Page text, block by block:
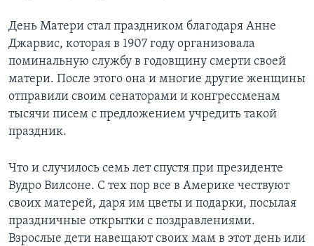
СОЦИАЛЬНЫЕ СЕТИ
Языки
День Матери стал праздником благодаря Анне
Джарвис, которая в 1907 году организовала
поминальную службу в годовщину смерти своей
матери. После этого она и многие другие женщины
отправили своим сенаторами и конгрессменам
тысячи писем с предложением учредить такой
праздник.
Что и случилось семь лет спустя при президенте
Вудро Вилсоне. С тех пор все в Америке чествуют
своих матерей, даря им цветы и подарки, посылая
праздничные открытки с поздравлениями.
Взрослые дети навещают своих мам в этот день или